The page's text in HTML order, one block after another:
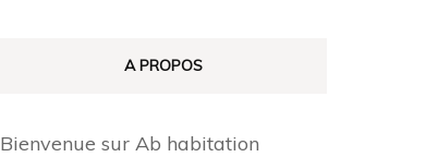
A PROPOS
Bienvenue sur Ab habitation